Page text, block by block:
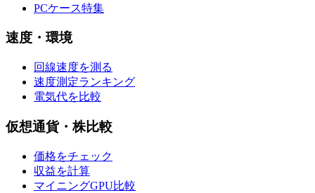
PCケース特集
速度・環境
回線速度を測る
速度測定ランキング
電気代を比較
仮想通貨・株比較
価格をチェック
収益を計算
マイニングGPU比較